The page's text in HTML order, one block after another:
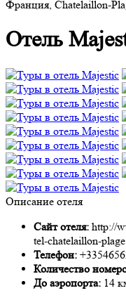
Франция, Chatelaillon-
Отель
Описание отеля
Сайт отеля: http://
tel-chatelaillon-
Телефон:
Количество
До аэропорта: 14